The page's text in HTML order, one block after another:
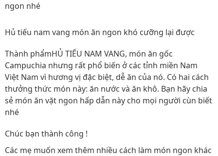
ngon nhé
Hủ tiếu nam vang món ăn ngon khó cưỡng lại được
Thành phẩmHỦ TIẾU NAM VANG, món ăn gốc
Campuchia nhưng rất phổ biến ở các tỉnh miền Nam
Việt Nam vì hương vị đặc biệt, dễ ăn của nó. Có hai cách
thưởng thức món này: ăn nước và ăn khô. Bạn hãy chia
sẻ món ăn vặt ngon hấp dẫn này cho mọi người cùn biết
nhé
Chúc bạn thành công !
Các mẹ muốn xem thêm nhiều cách làm món ngon khác